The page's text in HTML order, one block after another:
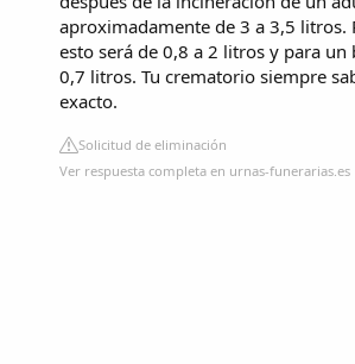
aproximadamente de 3 a 3,5 litros.
esto será de 0,8 a 2 litros y para un
0,7 litros. Tu crematorio siempre
exacto.
Solicitud de eliminación
Ver respuesta completa en urnas-funerarias.es